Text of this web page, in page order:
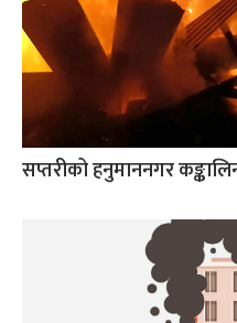
सप्तरीको हनुमाननगर